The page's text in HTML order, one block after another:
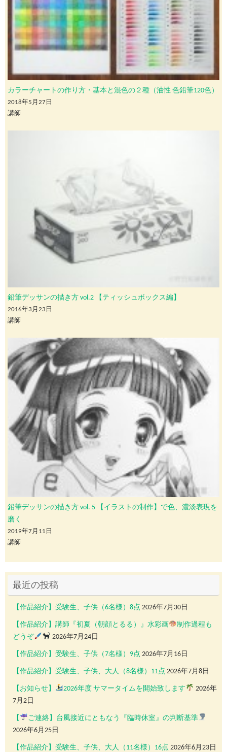
カラーチャートの作り方・基本と混色の２種（油性 色鉛筆120色）
2018年5月27日
講師
鉛筆デッサンの描き方 vol.2 【ティッシュボックス編】
2016年3月23日
講師
鉛筆デッサンの描き方 vol. 5 【イラストの制作】で色、濃淡表現を
磨く
2019年7月11日
講師
最近の投稿
【作品紹介】受験生、子供（6名様）8点 2026年7月30日
【作品紹介】講師『初夏（朝顔とるる）』水彩画
制作過程も
どうぞ
2026年7月24日
【作品紹介】受験生、子供（7名様）9点 2026年7月16日
【作品紹介】受験生、子供、大人（8名様）11点 2026年7月8日
【お知らせ】 2026年度 サマータイムを開始致します
2026年
7月2日
【
ご連絡】台風接近にともなう『臨時休室』の判断基準
2026年6月25日
【作品紹介】受験生、子供、大人（11名様）16点 2026年6月23日